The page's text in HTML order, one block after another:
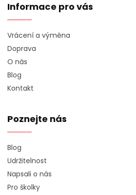
Informace pro vás
Vrácení a výměna
Doprava
O nás
Blog
Kontakt
Poznejte nás
Blog
Udržitelnost
Napsali o nás
Pro školky